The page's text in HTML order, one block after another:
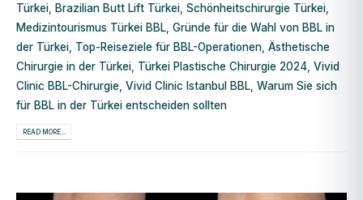
Türkei
Brazilian Butt Lift Türkei Schönheitschirurgie Türkei
Medizintourismus Türkei BBL Gründe für die Wahl von BBL in
der Türkei Top-Reiseziele für BBL-Operationen Ästhetische
Chirurgie in der Türkei Türkei Plastische Chirurgie 2024 Vivid
Clinic BBL-Chirurgie Vivid Clinic Istanbul BBL Warum Sie sich
für BBL in der Türkei entscheiden sollten
READ MORE...